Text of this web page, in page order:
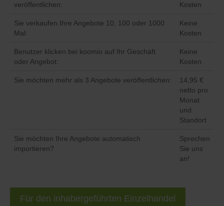
veröffentlichen:
Kosten
Sie verkaufen Ihre Angebote 10, 100 oder 1000
Mal:
Keine
Kosten
Benutzer klicken bei koomio auf Ihr Geschäft
oder Angebot:
Keine
Kosten
Sie möchten mehr als 3 Angebote veröffentlichen:
14,95 €
netto pro
Monat
und
Standort
Sie möchten Ihre Angebote automatisch
importieren?
Sprechen
Sie uns
an!
Für den inhabergeführten Einzelhandel